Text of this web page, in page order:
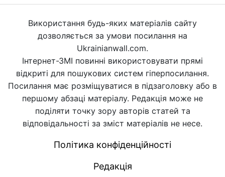
Використання будь-яких матеріалів сайту
дозволяється за умови посилання на
Ukrainianwall.com.
Інтернет-ЗМІ повинні використовувати прямі
відкриті для пошукових систем гіперпосилання.
Посилання має розміщуватися в підзаголовку або в
першому абзаці матеріалу. Редакція може не
поділяти точку зору авторів статей та
відповідальності за зміст матеріалів не несе.
Політика конфіденційності
Редакція